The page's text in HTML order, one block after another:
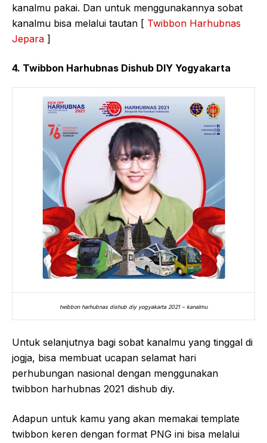
kanalmu pakai. Dan untuk menggunakannya sobat
kanalmu bisa melalui tautan [ Twibbon Harhubnas
Jepara ]
4. Twibbon Harhubnas Dishub DIY Yogyakarta
twibbon harhubnas dishub diy yogyakarta 2021 – kanalmu
Untuk selanjutnya bagi sobat kanalmu yang tinggal di
jogja, bisa membuat ucapan selamat hari
perhubungan nasional dengan menggunakan
twibbon harhubnas 2021 dishub diy.
Adapun untuk kamu yang akan memakai template
twibbon keren dengan format PNG ini bisa melalui